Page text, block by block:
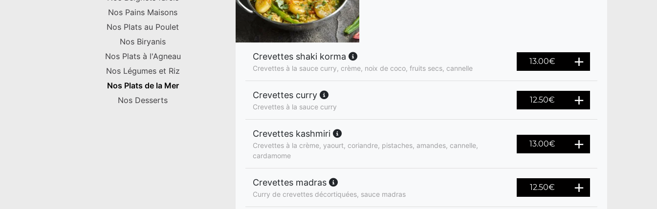
Nos Pains Maisons
Nos Plats au Poulet
Nos Biryanis
Nos Plats à l'Agneau
Nos Légumes et Riz
Nos Plats de la Mer
Nos Desserts
Crevettes shaki korma
Crevettes à la sauce curry, crème, noix de coco, fruits secs, cannelle
13.00€
Crevettes curry
Crevettes à la sauce curry
12.50€
Crevettes kashmiri
Crevettes à la crème, yaourt, coriandre, pistaches, amandes, cannelle,
cardamome
13.00€
Crevettes madras
Curry de crevettes décortiquées, sauce madras
12.50€